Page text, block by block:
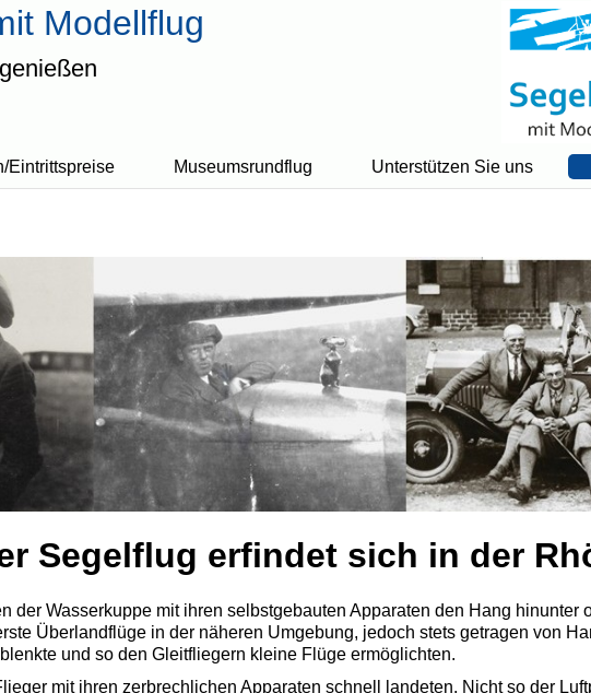
Modellflug
Eintrittspreise Museumsrundflug Unterstützen Sie uns
Segelflug erfindet sich in der
der Wasserkuppe mit ihren selbstgebauten Apparaten den Hang hinunter
Überlandflüge in der näheren Umgebung, jedoch stets getragen von
und so den Gleitfliegern kleine Flüge ermöglichten.
mit ihren zerbrechlichen Apparaten schnell landeten. Nicht so der